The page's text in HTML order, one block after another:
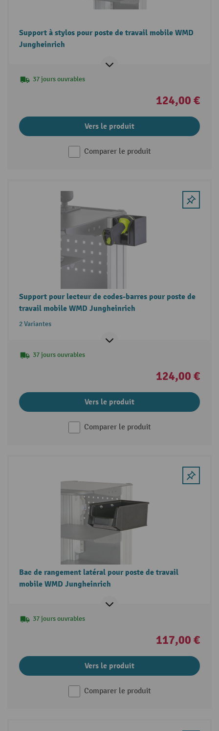
Support à stylos pour poste de travail mobile WMD
Jungheinrich
37 jours ouvrables
124,00 €
Vers le produit
Comparer le produit
Support pour lecteur de codes-barres pour poste de
travail mobile WMD Jungheinrich
2 Variantes
37 jours ouvrables
124,00 €
Vers le produit
Comparer le produit
Bac de rangement latéral pour poste de travail
mobile WMD Jungheinrich
37 jours ouvrables
117,00 €
Vers le produit
Comparer le produit